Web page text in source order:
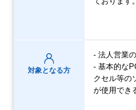
対象となる方
- 法人営業
- 基本的な
クセル等の
が使用でき